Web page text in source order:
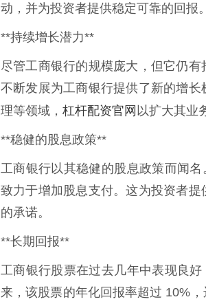
动，并为投资者提供稳定可靠的回报。
**持续增长潜力**
尽管工商银行的规模庞大，但它仍
不断发展为工商银行提供了新的增
理等领域， 杠杆配资官网 以扩大其业
**稳健的股息政策**
工商银行以其稳健的股息政策而闻
致力于增加股息支付。这为投资者
的承诺。
**长期回报**
工商银行股票在过去几年中表现良
来，该股票的年化回报率超过 10%